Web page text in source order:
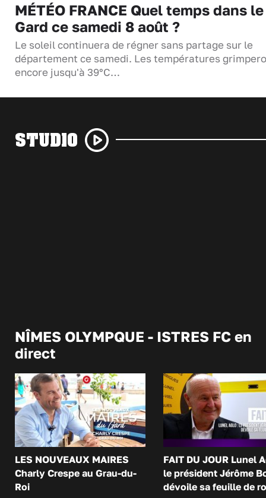
MÉTÉO FRANCE Quel temps dans le
Gard ce samedi 8 août ?
Le soleil continuera de régner sans partage sur le
département ce samedi. Les températures
encore jusqu'à 39°C…
STUDIO
NÎMES OLYMPQUE - ISTRES FC en
direct
LES NOUVEAUX MAIRES
Charly Crespe au Grau-du-
Roi
FAIT DU JOUR Lunel
le président Jérôme
dévoile sa feuille de